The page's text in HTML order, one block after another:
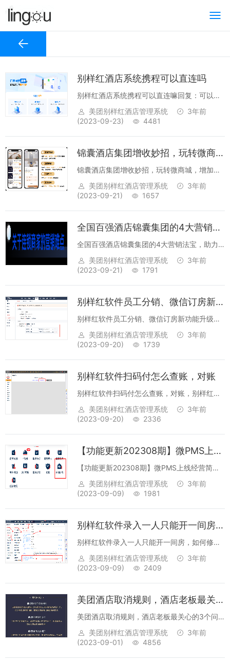
别样红酒店系统携程可以直连吗
别样红酒店系统携程可以直连嘛回复：可以的
知名酒店管理系统品牌-别样红云PMS在
2023年上线了订单同步助手，不仅能对接携程
美团别样红酒店管理系统
3年前
(2023-09-23)
4481
锦囊酒店集团增收妙招，玩转微商城，增加酒店收入
锦囊酒店集团增收妙招，玩转微商城，增加酒
店收入 问题1：微商城目前兑换/售卖哪几类
商品的效果更好？ 微商城售卖最主要的还是
美团别样红酒店管理系统
3年前
(2023-09-21)
1657
全国百强酒店锦囊集团的4大营销法宝，助力会员收入增3倍？
全国百强酒店锦囊集团的4大营销法宝，助力
会员收入增3倍？ 在数字化时代，酒店的
竞争愈发激烈。除了提升酒店的服务质量、优
美团别样红酒店管理系统
3年前
(2023-09-21)
1791
别样红软件员工分销、微信订房新功能升级了9.7
别样红软件员工分销、微信订房新功能升级了
9.71、【员工分销】员工分销中会员卡分销，
支持到不同等级不同分佣2、【微订房】首页广
美团别样红酒店管理系统
3年前
(2023-09-20)
1739
别样红软件扫码付怎么查账，对账
别样红软件扫码付怎么查账，对账，别样红酒
店管理系统中的微信、支付宝扫码收款如何对
账对账办法：1.【工作台】->【移动支付】-
细、汇总。2.【报表】-&...
美团别样红酒店管理系统
3年前
(2023-09-20)
2336
【功能更新202308期】微PMS上线经营简报、远期房态！新推出工程维修功能！
【功能更新202308期】微PMS上线经营简
报、远期房态！新推出工程维修功能！本期亮
点功能一、微PMS增加远期房态功能，可看到
【远期房态】使用场景：与PC端...
美团别样红酒店管理系统
3年前
(2023-09-09)
1981
别样红软件录入一人只能开一间房，如何修改成两间或多间
别样红软件录入一人只能开一间房，如何修改
成两间或多间，不限制一个身份证开多间房回
复：可以的，别样红软件可以对一个证件可开
以了。【设置】->【集团参数配置】...
美团别样红酒店管理系统
3年前
(2023-09-09)
2409
美团酒店取消规则，酒店老板最关心的3个问题
美团酒店取消规则，酒店老板最关心的3个问
题一、退款会不会变多?设置带罚金的取消政策
可以有效地阻止用户的随意退款行为对于有强
美团别样红酒店管理系统
3年前
(2023-09-01)
4856